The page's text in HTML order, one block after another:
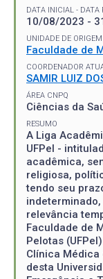
DATA INICIAL - DATA
10/08/2023 -
UNIDADE DE ORIGEM
Faculdade de
COORDENADOR
SAMIR LUIZ
ÁREA CNPQ
Ciências da
RESUMO
A Liga
UFPel -
acadêmica,
religiosa,
tendo seu
relevância
Faculdade de
Pelotas
Clínica Médica
desta